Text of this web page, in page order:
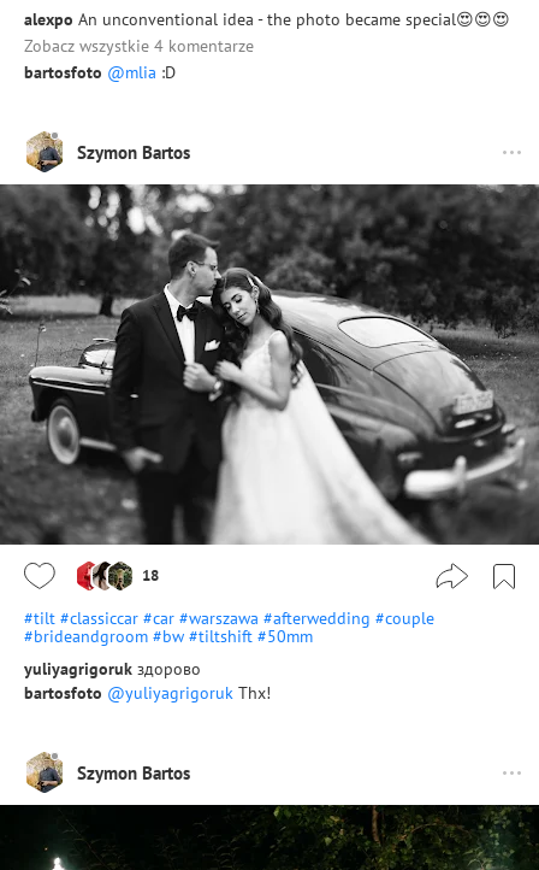
alexpo An unconventional idea - the photo became special😍😍😍
Zobacz wszystkie 4 komentarze
bartosfoto @mlia :D
Szymon Bartos
18
#tilt #classiccar #car #warszawa #afterwedding #couple
#brideandgroom #bw #tiltshift #50mm
yuliyagrigoruk здорово
bartosfoto @yuliyagrigoruk Thx!
Szymon Bartos